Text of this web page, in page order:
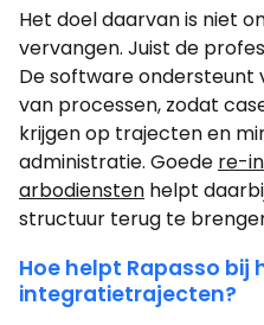
Het doel daarvan is niet
vervangen. Juist de
De software ondersteunt
van processen, zodat
krijgen op trajecten en
administratie. Goede re-
arbodiensten helpt
structuur terug te
Hoe helpt Rapasso bij
integratietrajecten?